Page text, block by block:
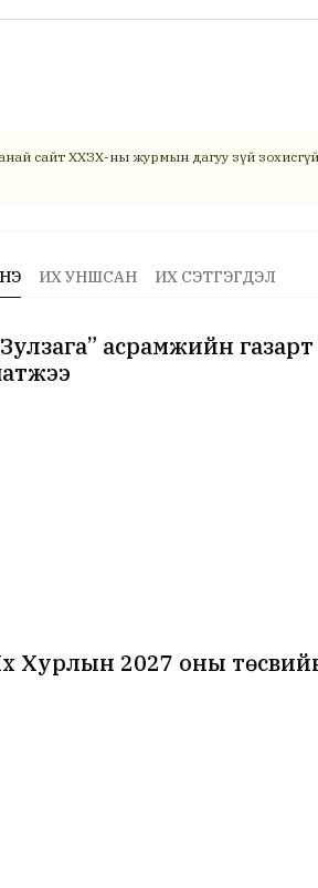
сайт ХХЗХ-ны журмын дагуу зүй
ИХ УНШСАН ИХ СЭТГЭГДЭЛ
асрамжийн
Хурлын 2027 оны